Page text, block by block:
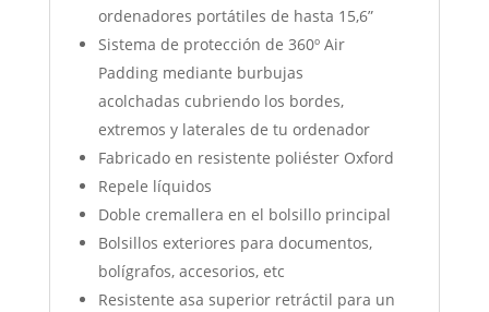
ordenadores portátiles de hasta 15,6”
Sistema de protección de 360º Air
Padding mediante burbujas
acolchadas cubriendo los bordes,
extremos y laterales de tu ordenador
Fabricado en resistente poliéster Oxford
Repele líquidos
Doble cremallera en el bolsillo principal
Bolsillos exteriores para documentos,
bolígrafos, accesorios, etc
Resistente asa superior retráctil para un